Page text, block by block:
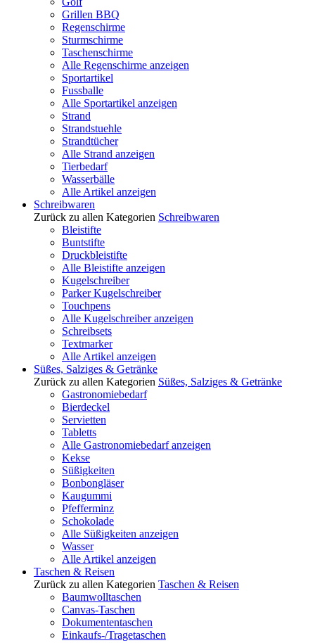
Grillen BBQ
Regenschirme
Sturmschirme
Taschenschirme
Alle Regenschirme anzeigen
Sportartikel
Fussballe
Alle Sportartikel anzeigen
Strand
Strandstuehle
Strandtücher
Alle Strand anzeigen
Tierbedarf
Wasserbälle
Alle Artikel anzeigen
Schreibwaren
Zurück zu allen Kategorien Schreibwaren
Bleistifte
Buntstifte
Druckbleistifte
Alle Bleistifte anzeigen
Kugelschreiber
Parker Kugelschreiber
Touchpens
Alle Kugelschreiber anzeigen
Schreibsets
Textmarker
Alle Artikel anzeigen
Süßes, Salziges & Getränke
Zurück zu allen Kategorien Süßes, Salziges & Getränke
Gastronomiebedarf
Bierdeckel
Servietten
Tabletts
Alle Gastronomiebedarf anzeigen
Kekse
Süßigkeiten
Bonbongläser
Kaugummi
Pfefferminz
Schokolade
Alle Süßigkeiten anzeigen
Wasser
Alle Artikel anzeigen
Taschen & Reisen
Zurück zu allen Kategorien Taschen & Reisen
Baumwolltaschen
Canvas-Taschen
Dokumententaschen
Einkaufs-/Tragetaschen